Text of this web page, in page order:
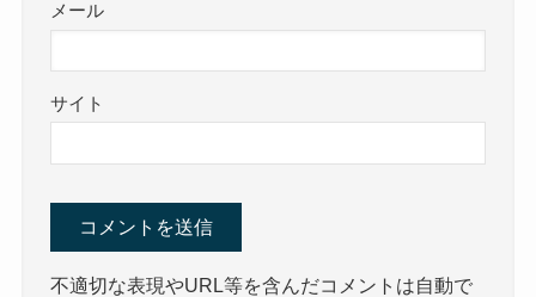
メール
サイト
不適切な表現やURL等を含んだコメントは自動で